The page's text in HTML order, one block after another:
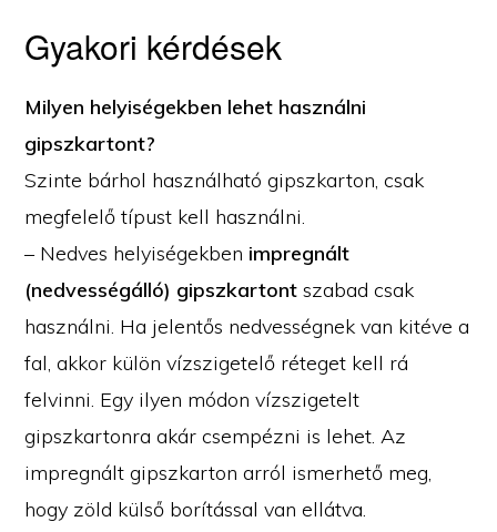
Gyakori kérdések
Milyen helyiségekben lehet használni
gipszkartont?
Szinte bárhol használható gipszkarton, csak
megfelelő típust kell használni.
– Nedves helyiségekben impregnált
(nedvességálló) gipszkartont szabad csak
használni. Ha jelentős nedvességnek van kitéve a
fal, akkor külön vízszigetelő réteget kell rá
felvinni. Egy ilyen módon vízszigetelt
gipszkartonra akár csempézni is lehet. Az
impregnált gipszkarton arról ismerhető meg,
hogy zöld külső borítással van ellátva.